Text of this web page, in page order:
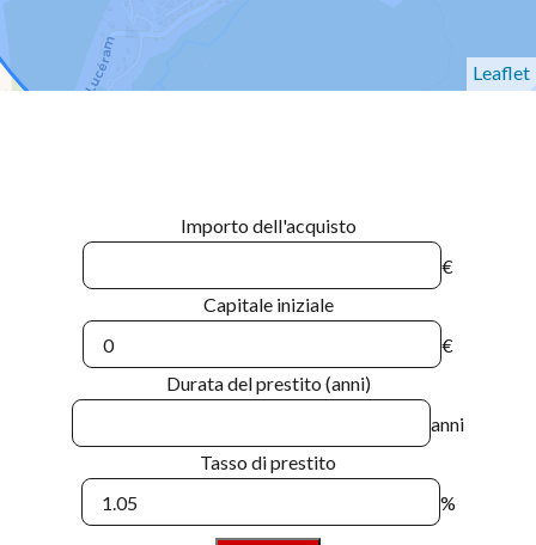
Leaflet
Importo dell'acquisto
€
Capitale iniziale
€
Durata del prestito (anni)
anni
Tasso di prestito
%